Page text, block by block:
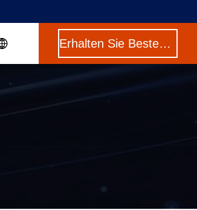
Erhalten Sie Besten Preis